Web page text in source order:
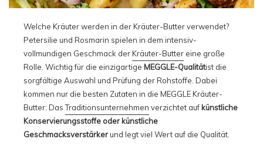
Welche Kräuter werden in der Kräuter-Butter verwendet?
Petersilie und Rosmarin spielen in dem intensiv-
vollmundigen Geschmack derKräuter-Butter eine große
Rolle. Wichtig für die einzigartige MEGGLE-Qualitätist die
sorgfältige Auswahl und Prüfung der Rohstoffe. Dabei
kommen nur die besten Zutaten in die MEGGLE Kräuter-
Butter: DasTraditionsunternehmen verzichtet auf künstliche
Konservierungsstoffe oder künstliche
Geschmacksverstärkerund legt viel Wert auf die Qualität.